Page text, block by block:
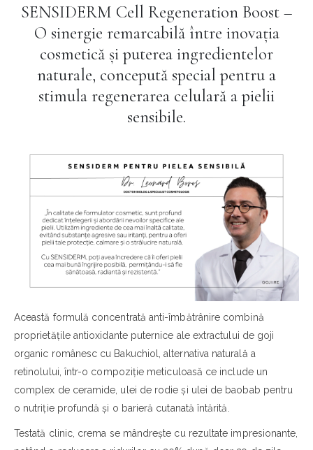
SENSIDERM Cell Regeneration Boost –
O sinergie remarcabilă între inovația
cosmetică și puterea ingredientelor
naturale, concepută special pentru a
stimula regenerarea celulară a pielii
sensibile.
Această formulă concentrată anti-îmbătrânire combină
proprietățile antioxidante puternice ale extractului de goji
organic românesc cu Bakuchiol, alternativa naturală a
retinolului, într-o compoziție meticuloasă ce include un
complex de ceramide, ulei de rodie și ulei de baobab pentru
o nutriție profundă și o barieră cutanată întărită.
Testată clinic, crema se mândrește cu rezultate impresionante,